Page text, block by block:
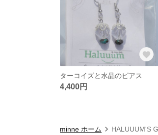
ターコイズと水晶のピアス
4,400円
minne ホーム HALUUUM'S